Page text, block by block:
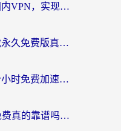
海外党必看：如何选对国内VPN，实现无缝访问国内资源？
海外党必看：加速器下载永久免费版真的存在吗？教你无缝访问国内资源的正确姿势
海外党自救指南：用一个小时免费加速器，轻松打破国内资源访问壁垒？
海外党必看：中国VPN免费真的靠谱吗？手把手教你选对回国加速器